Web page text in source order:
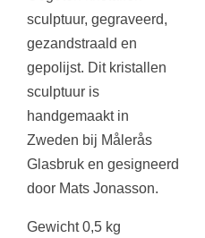
sculptuur, gegraveerd,
gezandstraald en
gepolijst. Dit kristallen
sculptuur is
handgemaakt in
Zweden bij Målerås
Glasbruk en gesigneerd
door Mats Jonasson.
Gewicht 0,5 kg